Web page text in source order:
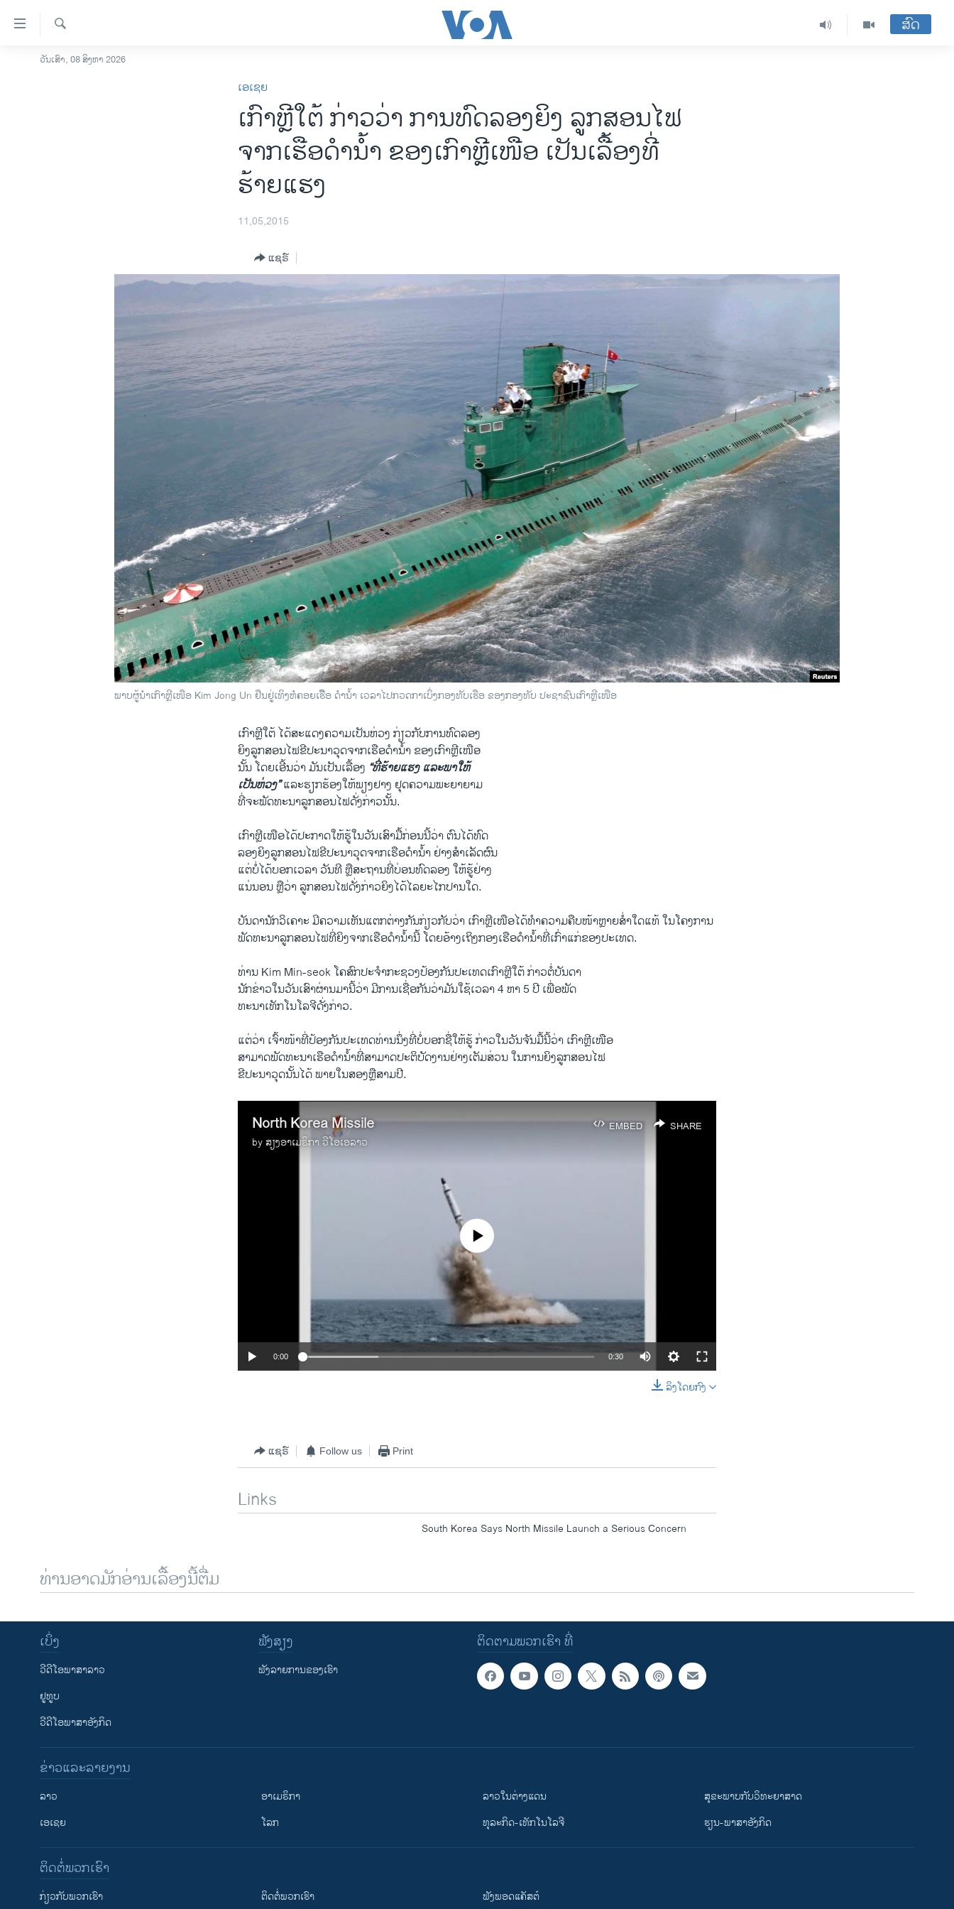
ລິ້ງ
ສຳຫລັບ
ໂຮມເພຈ
ຄົ້ນຫາ
ສົດ
ວັນເສົາ, 08 ສິງຫາ 2026
ເອເຊຍ
ເກົາຫຼີໃຕ້ ກ່າວວ່າ ການທົດລອງຍິງ ລູກສອນໄຟ
ຈາກເຮືອດຳນ້ຳ ຂອງເກົາຫຼີເໜືອ ເປັນເລື້ອງທີ່
ຮ້າຍແຮງ
11,05,2015
ແຊຣ໌
ພາບຜູ້ນຳເກົາຫຼີເໜືອ Kim Jong Un ຢືນຢູ່ເທິງຫໍຄອຍເຮືືອ ດຳນ້ຳ ເວລາໄປກວດກາເບິ່ງກອງທັບເຮືອ ຂອງກອງທັບ ປະຊາຊົນເກົາຫຼີເໜືອ
ເກົາຫຼີ​ໃຕ້ ​ໄດ້​ສະ​ແດງ​ຄວາມ​ເປັນ​ຫ່ວງ ​ກ່ຽວ​ກັບ​ການ​ທົດ​ລອງ​
ຍິງ​ລູກ​ສອນ​ໄຟ​ຂີ​ປະ​ນາ​ວຸດ​ຈາກ​ເຮືອ​ດຳ​ນ້ຳ ຂອງ​ເກົາຫຼີ​ເໜືອ​
ນັ້ນ ​ໂດຍ​ເອີ້ນ​ວ່າ ມັນ​ເປັນ​ເລື້ອງ “ທີ່ຮ້າຍ​ແຮງ ແລະ​ພາ​ໃຫ້
ເປັນ​ຫ່ວງ​”​ແລະ​ຮຽກຮ້ອງ​ໃຫ້​ພຽງ​ຢາງ ​ຢຸດຄວາມ​ພະຍາຍາມ
​ທີ່​ຈະ​ພັດທະນາ​ລູກ​ສອນ​ໄຟ​ດັ່ງກ່າວ​ນັ້ນ.
​ເກົາຫຼີ​ເໜືອ​ໄດ້​ປະກາດ​ໃຫ້​ຮູ້​ໃນ​ວັນ​ເສົາ​ມື້ກ່ອນ​ນີ້​ວ່າ ຕົນ​ໄດ້​ທົດ​
ລອງ​ຍິງ​ລູກ​ສອນ​ໄຟ​ຂີ​ປະ​ນາ​ວຸດ​ຈາກ​ເຮືອ​ດຳ​ນ້ຳ ​ຢ່າງ​ສຳ​ເລັດ​ຜົນ
​ແຕ່​ບໍ່​ໄດ້​ບອກເວລາ​ ວັນ​ທີ ຫຼື​ສະຖານ​ທີ່ບ່ອນທົດ​ລອງ ໃຫ້​ຮູ້​ຢ່າງ
​ແນ່ນອນ ຫຼື​ວ່າ ລູກ​ສອນ​ໄຟ​ດັ່ງກ່າວຍິງ​ໄດ້ໄລຍະ​ໄກ​ປານ​ໃດ.
ບັນດາ​ນັກວິ​ເຄາະ ມີ​ຄວາມ​ເຫັນ​ແຕກ​ຕ່າງ​ກັນ​ກ່ຽວ​ກັບ​ວ່າ ​ເກົາຫຼີ​ເໜືອ​ໄດ້ທຳ​ຄວາມ​ຄືບ​ໜ້າຫຼາຍ​ສ່ຳໃດ​ແທ້ ​ໃນ​ໂຄງການ​
ພັດທະນາລູກ​ສອນ​ໄຟ​ທີ່​ຍິງ​ຈາກ​ເຮືອ​ດຳ​ນ້ຳ​ນີ້ ​ໂດຍ​ອ້າງເຖິງ​ກອງ​ເຮືອ​ດຳ​ນ້ຳ​ທີ່​ເກົ່າ​ແກ່​ຂອງ​ປະ​ເທດ​.
ທ່ານ Kim Min-seok ​ໂຄສົກ​ປະຈຳ​ກະຊວງ​ປ້ອງ​ກັນ​ປະ​ເທດ​ເກົາຫຼີໃຕ້ ກ່າວ​ຕໍ່​ບັນດາ​
ນັກ​ຂ່າວ​ໃນ​ວັນ​ເສົາ​ຜ່ານ​ມາ​ນີ້​ວ່າ ມີ​ການ​ເຊື່ອກັນ​ວ່າມັນ​ໃຊ້​ເວລາ 4 ຫາ 5 ປີ​ ເພື່ອ​ພັດ
ທະນາ​ເທັກ​ໂນ​ໂລ​ຈີ​ດັ່ງກ່າວ.
ແຕ່​ວ່າ ເຈົ້າ​ໜ້າ​ທີ່​ປ້ອງ​ກັນ​ປະ​ເທດ​ທ່ານ​ນຶ່ງ​ທີ່​ບໍ່​ບອກ​ຊື່​ໃຫ້​ຮູ້ ກ່າວ​ໃນ​ວັນ​ຈັນ​ມື້​ນີ້​ວ່າ ​ເກົາຫຼີເໜືອ​
ສາມາດ​ພັດທະນາ​ເຮືອ​ດຳ​ນ້ຳ​ທີ່ສາມາດປະຕິບັດ​ງານຢ່າງ​ເຕັມ​ສ່ວນ ໃນ​ການ​ຍິງ​ລູກ​ສອນ​ໄຟ
​ຂີ​ປະ​ນາ​ວຸດ​ນັ້ນໄດ້ ພາຍໃນ​ສອງ​ຫຼື​ສາມ​ປີ.
EMBED SHARE
North Korea Missile
by ສຽງອາເມຣິກາ ວີໂອເອລາວ
SHARE
No media source currently available
0:00 0:30
ລິງໂດຍກົງ
ແຊຣ໌ Follow us Print
Links
South Korea Says North Missile Launch a Serious Concern
ທ່ານອາດມັກອ່ານເລື້ອງນີ້ຕື່ມ
ຕິດຕາມພວກເຮົາ ທີ່
ເບິ່ງ
ວີດີໂອພາສາລາວ
ຢູທູບ
ວີດີໂອພາສາອັງກິດ
ຟັງສຽງ
ຟັງລາຍການຂອງເຮົາ
ຂ່າວແລະລາຍງານ
ລາວ
ເອເຊຍ
ອາເມຣິກາ
ໂລກ
ລາວໃນຕ່າງແດນ
ທຸລະກິດ-ເທັກໂນໂລຈີ
ສຸຂະພາບກັບວິທະຍາສາດ
ຮຽນ-ພາສາອັງກິດ
ຕິດຕໍ່ພວກເຮົາ
ກ່ຽວກັບພວກເຮົາ ຕິດຕໍ່ພວກເຮົາ ຟັງພອດແຄັສຕ໌